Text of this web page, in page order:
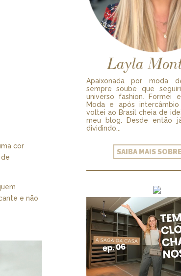
cor
e não
Layla
Apaixonada por moda
sempre soube que
universo fashion. Formei
Moda e após
voltei ao Brasil cheia de
meu blog. Desde então
dividindo...
SAIBA MAIS